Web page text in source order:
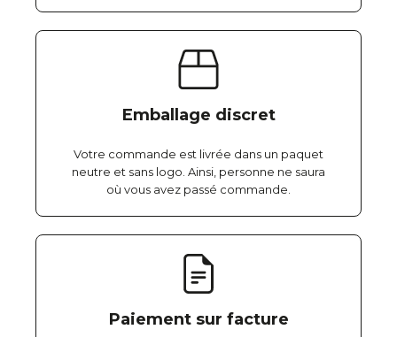
Emballage discret
Votre commande est livrée dans un paquet
neutre et sans logo. Ainsi, personne ne saura
où vous avez passé commande.
Paiement sur facture